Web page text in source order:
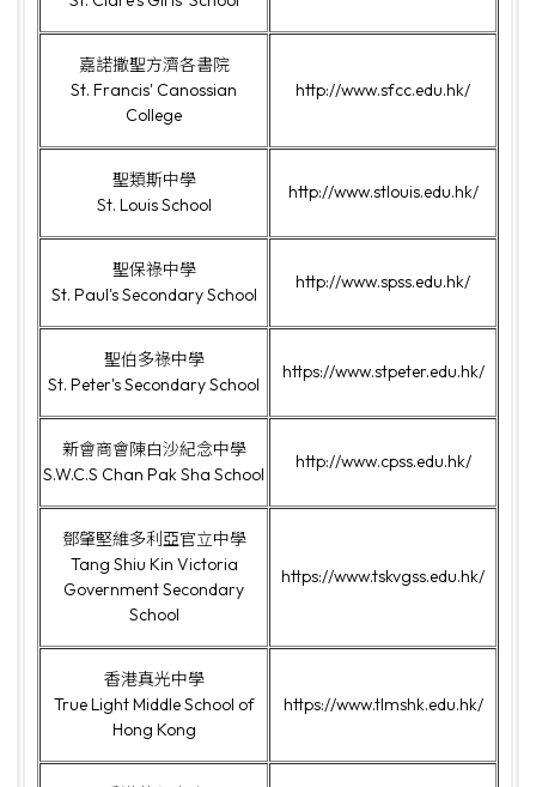
嘉諾撒聖方濟各書院
St. Francis' Canossian
College
http://www.sfcc.edu.hk/
聖類斯中學
St. Louis School
http://www.stlouis.edu.hk/
聖保祿中學
St. Paul's Secondary School
http://www.spss.edu.hk/
聖伯多祿中學
St. Peter's Secondary School
https://www.stpeter.edu.hk/
新會商會陳白沙紀念中學
S.W.C.S Chan Pak Sha School
http://www.cpss.edu.hk/
鄧肇堅維多利亞官立中學
Tang Shiu Kin Victoria
Government Secondary
School
https://www.tskvgss.edu.hk/
香港真光中學
True Light Middle School of
Hong Kong
https://www.tlmshk.edu.hk/